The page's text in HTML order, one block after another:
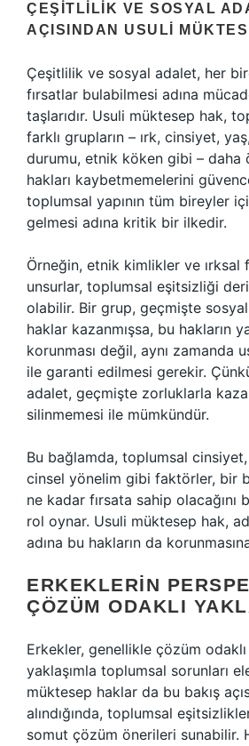
ÇEŞITLILIK VE SOSYAL
AÇISINDAN USULI
Çeşitlilik ve sosyal adalet, her
fırsatlar bulabilmesi adına
taşlarıdır. Usuli müktesep hak,
farklı grupların – ırk, cinsiyet,
durumu, etnik köken gibi – daha
hakları kaybetmemelerini
toplumsal yapının tüm bireyler
gelmesi adına kritik bir ilkedir.
Örneğin, etnik kimlikler ve ırksal
unsurlar, toplumsal eşitsizliği
olabilir. Bir grup, geçmişte
haklar kazanmışsa, bu hakların
korunması değil, aynı zamanda
ile garanti edilmesi gerekir.
adalet, geçmişte zorluklarla
silinmemesi ile mümkündür.
Bu bağlamda, toplumsal
cinsel yönelim gibi faktörler, bir
ne kadar fırsata sahip olacağını
rol oynar. Usuli müktesep hak,
adına bu hakların da
ERKEKLERIN
ÇÖZÜM ODAKLI
Erkekler, genellikle çözüm
yaklaşımla toplumsal sorunları
müktesep haklar da bu bakış
alındığında, toplumsal
somut çözüm önerileri sunabilir.